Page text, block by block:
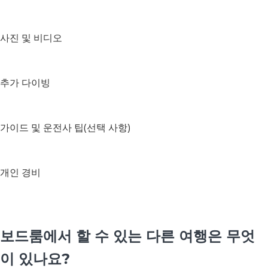
사진 및 비디오
추가 다이빙
가이드 및 운전사 팁(선택 사항)
개인 경비
보드룸에서 할 수 있는 다른 여행은 무엇
이 있나요?